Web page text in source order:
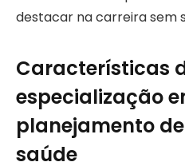
destacar na carreira sem
Características
especialização
planejamento
saúde